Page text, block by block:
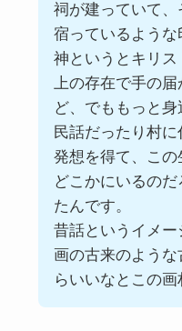
祠が建っていて
宿っているような
神というとキリ
上の存在で手の
ど、でももっと身
民話だったり村
発想を得て、こ
どこかにいるの
たんです。
昔話というイメ
画の古来のよう
らいいなとこの画